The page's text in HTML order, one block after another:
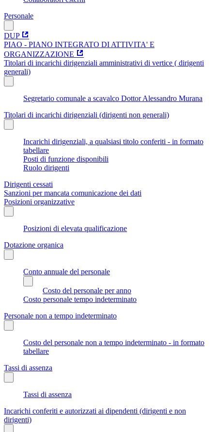
Personale
DUP
PIAO - PIANO INTEGRATO DI ATTIVITA' E
ORGANIZZAZIONE
Titolari di incarichi dirigenziali amministrativi di vertice ( dirigenti
generali)
Segretario comunale a scavalco Dottor Alessandro Murana
Titolari di incarichi dirigenziali (dirigenti non generali)
Incarichi dirigenziali, a qualsiasi titolo conferiti - in formato
tabellare
Posti di funzione disponibili
Ruolo dirigenti
Dirigenti cessati
Sanzioni per mancata comunicazione dei dati
Posizioni organizzative
Posizioni di elevata qualificazione
Dotazione organica
Conto annuale del personale
Costo del personale per anno
Costo personale tempo indeterminato
Personale non a tempo indeterminato
Costo del personale non a tempo indeterminato - in formato
tabellare
Tassi di assenza
Tassi di assenza
Incarichi conferiti e autorizzati ai dipendenti (dirigenti e non
dirigenti)